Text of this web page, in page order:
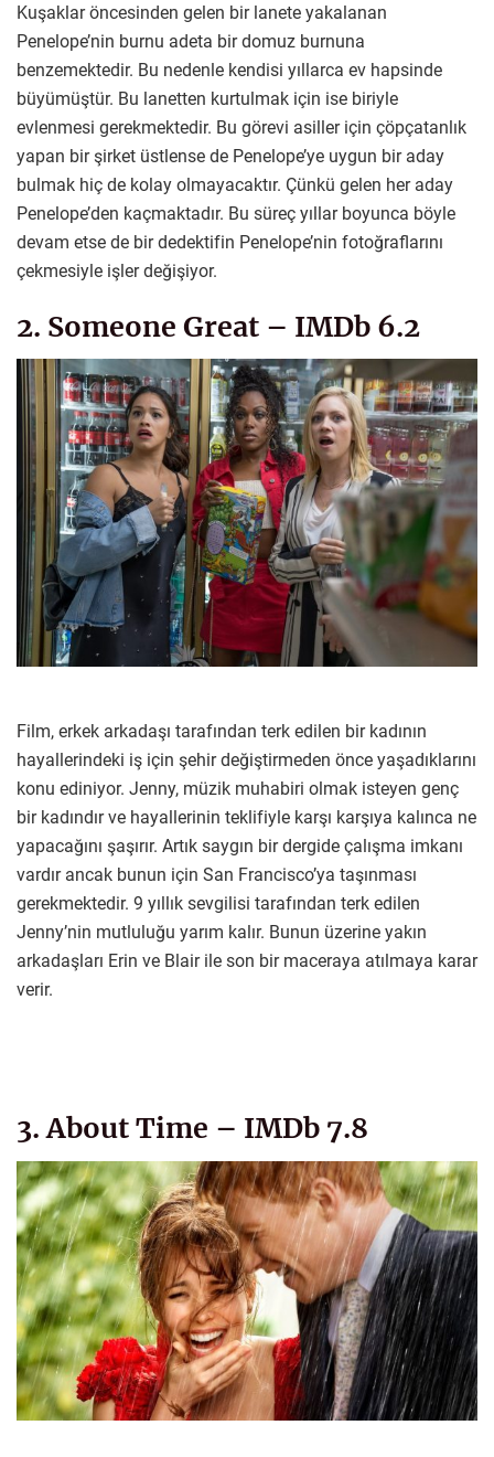
Kuşaklar öncesinden gelen bir lanete yakalanan
Penelope’nin burnu adeta bir domuz burnuna
benzemektedir. Bu nedenle kendisi yıllarca ev hapsinde
büyümüştür. Bu lanetten kurtulmak için ise biriyle
evlenmesi gerekmektedir. Bu görevi asiller için çöpçatanlık
yapan bir şirket üstlense de Penelope’ye uygun bir aday
bulmak hiç de kolay olmayacaktır. Çünkü gelen her aday
Penelope’den kaçmaktadır. Bu süreç yıllar boyunca böyle
devam etse de bir dedektifin Penelope’nin fotoğraflarını
çekmesiyle işler değişiyor.
2. Someone Great – IMDb 6.2
Film, erkek arkadaşı tarafından terk edilen bir kadının
hayallerindeki iş için şehir değiştirmeden önce yaşadıklarını
konu ediniyor. Jenny, müzik muhabiri olmak isteyen genç
bir kadındır ve hayallerinin teklifiyle karşı karşıya kalınca ne
yapacağını şaşırır. Artık saygın bir dergide çalışma imkanı
vardır ancak bunun için San Francisco’ya taşınması
gerekmektedir. 9 yıllık sevgilisi tarafından terk edilen
Jenny’nin mutluluğu yarım kalır. Bunun üzerine yakın
arkadaşları Erin ve Blair ile son bir maceraya atılmaya karar
verir.
3. About Time – IMDb 7.8